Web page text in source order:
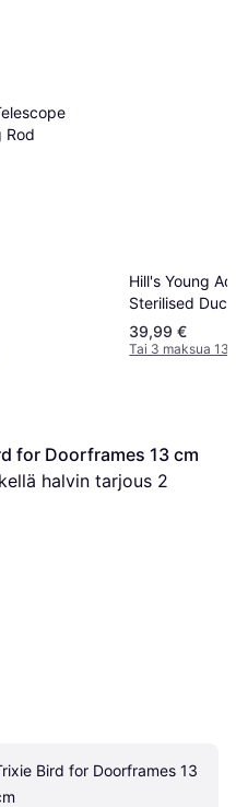
Rod
Hill's Young
Sterilised
39,99 €
Tai 3 maksua
for Doorframes 13 cm
halvin tarjous 2
Bird for Doorframes 13